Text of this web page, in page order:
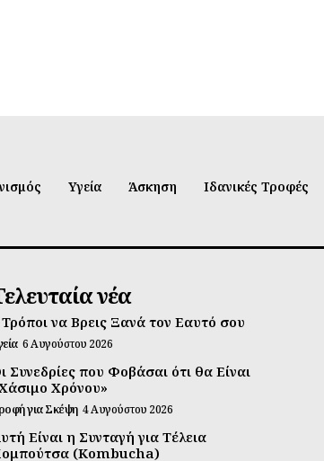
Υγεία Άσκηση Ιδανικές Τροφές
νέα
Τρόποι να Βρεις Ξανά τον Εαυτό σου
6 Αυγούστου 2026
Συνεδρίες που Φοβάσαι ότι θα Είναι
Χρόνου»
για Σκέψη 4 Αυγούστου 2026
Είναι η Συνταγή για Τέλεια
(Kombucha)